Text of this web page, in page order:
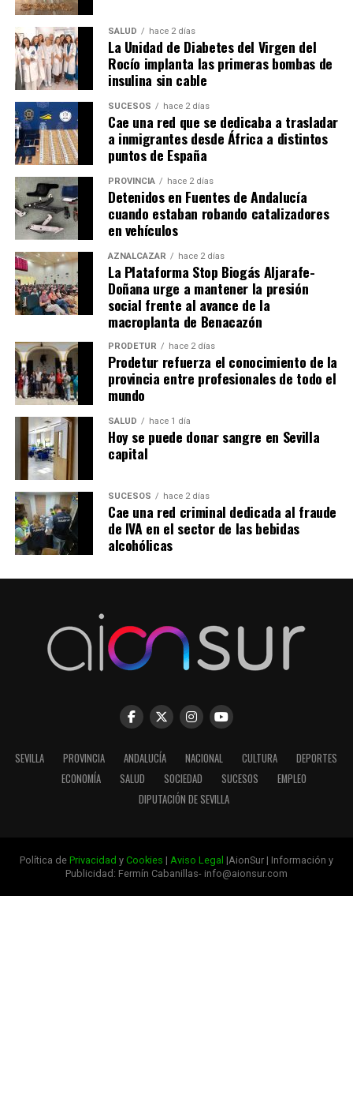
SALUD hace 2 días
La Unidad de Diabetes del Virgen del
Rocío implanta las primeras bombas de
insulina sin cable
SUCESOS hace 2 días
Cae una red que se dedicaba a trasladar
a inmigrantes desde África a distintos
puntos de España
PROVINCIA hace 2 días
Detenidos en Fuentes de Andalucía
cuando estaban robando catalizadores
en vehículos
AZNALCÁZAR hace 2 días
La Plataforma Stop Biogás Aljarafe-
Doñana urge a mantener la presión
social frente al avance de la
macroplanta de Benacazón
PRODETUR hace 2 días
Prodetur refuerza el conocimiento de la
provincia entre profesionales de todo el
mundo
SALUD hace 1 día
Hoy se puede donar sangre en Sevilla
capital
SUCESOS hace 2 días
Cae una red criminal dedicada al fraude
de IVA en el sector de las bebidas
alcohólicas
SEVILLA PROVINCIA ANDALUCÍA NACIONAL CULTURA
DEPORTES
ECONOMÍA
SALUD SOCIEDAD SUCESOS
EMPLEO
DIPUTACIÓN DE SEVILLA
Política de Privacidad y Cookies | Aviso Legal |AionSur | Información y
Publicidad: Fermín Cabanillas- info@aionsur.com